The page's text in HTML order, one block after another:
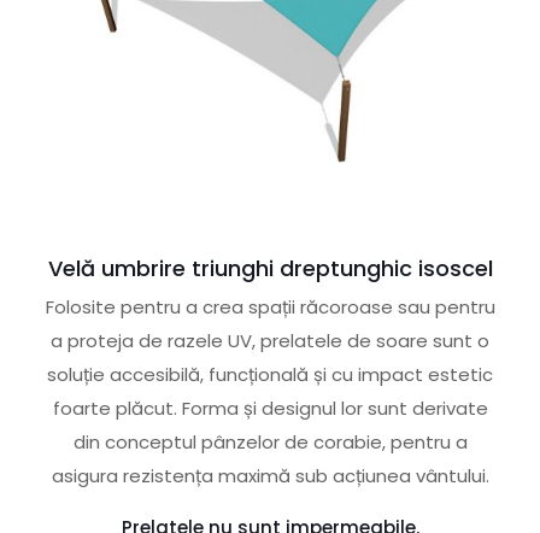
Velă umbrire triunghi dreptunghic isoscel
Folosite pentru a crea spații răcoroase sau pentru
a proteja de razele UV, prelatele de soare sunt o
soluție accesibilă, funcțională și cu impact estetic
foarte plăcut. Forma și designul lor sunt derivate
din conceptul pânzelor de corabie, pentru a
asigura rezistența maximă sub acțiunea vântului.
Prelatele nu sunt impermeabile.